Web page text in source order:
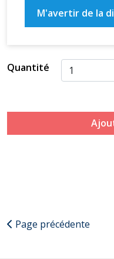
M'avertir de la
Quantité
Page précédente